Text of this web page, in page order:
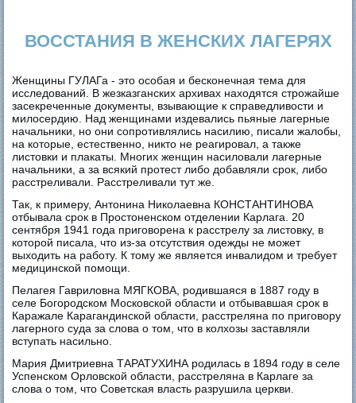
ВОССТАНИЯ В ЖЕНСКИХ ЛАГЕРЯХ
Женщины ГУЛАГа - это особая и бесконечная тема для
исследований. В жезказганских архивах находятся строжайше
засекреченные документы, взывающие к справедливости и
милосердию. Над женщинами издевались пьяные лагерные
начальники, но они сопротивлялись насилию, писали жалобы,
на которые, естественно, никто не реагировал, а также
листовки и плакаты. Многих женщин насиловали лагерные
начальники, а за всякий протест либо добавляли срок, либо
расстреливали. Расстреливали тут же.
Так, к примеру, Антонина Николаевна КОНСТАНТИНОВА
отбывала срок в Простоненском отделении Карлага. 20
сентября 1941 года приговорена к расстрелу за листовку, в
которой писала, что из-за отсутствия одежды не может
выходить на работу. К тому же является инвалидом и требует
медицинской помощи.
Пелагея Гавриловна МЯГКОВА, родившаяся в 1887 году в
селе Богородском Московской области и отбывавшая срок в
Каражале Карагандинской области, расстреляна по приговору
лагерного суда за слова о том, что в колхозы заставляли
вступать насильно.
Мария Дмитриевна ТАРАТУХИНА родилась в 1894 году в селе
Успенском Орловской области, расстреляна в Карлаге за
слова о том, что Советская власть разрушила церкви.